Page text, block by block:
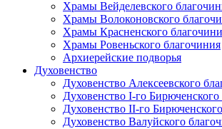
Храмы Вейделевского
Храмы Волоконовского
Храмы Красненского
Храмы Ровеньского благочиния
Архиерейские подворья
Духовенство
Духовенство Алексеевского
Духовенство I-го
Духовенство II-го
Духовенство Валуйского